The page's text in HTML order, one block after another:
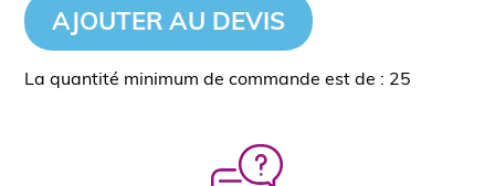
AJOUTER AU DEVIS
La quantité minimum de commande est de : 25